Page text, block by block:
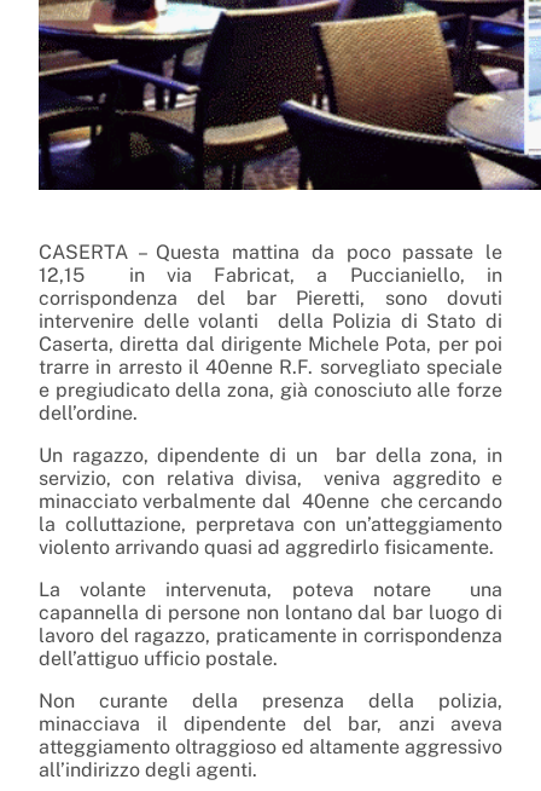
CASERTA – Questa mattina da poco passate le
12,15 in via Fabricat, a Puccianiello, in
corrispondenza del bar Pieretti, sono dovuti
intervenire delle volanti della Polizia di Stato di
Caserta, diretta dal dirigente Michele Pota, per poi
trarre in arresto il 40enne R.F. sorvegliato speciale
e pregiudicato della zona, già conosciuto alle forze
dell’ordine.
Un ragazzo, dipendente di un bar della zona, in
servizio, con relativa divisa, veniva aggredito e
minacciato verbalmente dal 40enne che cercando
la colluttazione, perpretava con un’atteggiamento
violento arrivando quasi ad aggredirlo fisicamente.
La volante intervenuta, poteva notare una
capannella di persone non lontano dal bar luogo di
lavoro del ragazzo, praticamente in corrispondenza
dell’attiguo ufficio postale.
Non curante della presenza della polizia,
minacciava il dipendente del bar, anzi aveva
atteggiamento oltraggioso ed altamente aggressivo
all’indirizzo degli agenti.